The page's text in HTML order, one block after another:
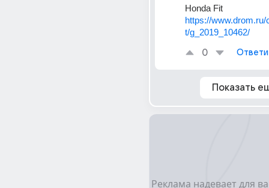
Honda Fit
https://www.drom.ru/
t/g_2019_10462/
0
Показать